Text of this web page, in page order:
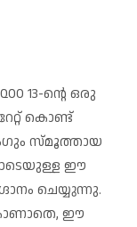
13-ന്റെ ഒരു
കൊണ്ട്
സ്മൂത്തായ
ഈ
ചെയ്യുന്നു.
ഈ